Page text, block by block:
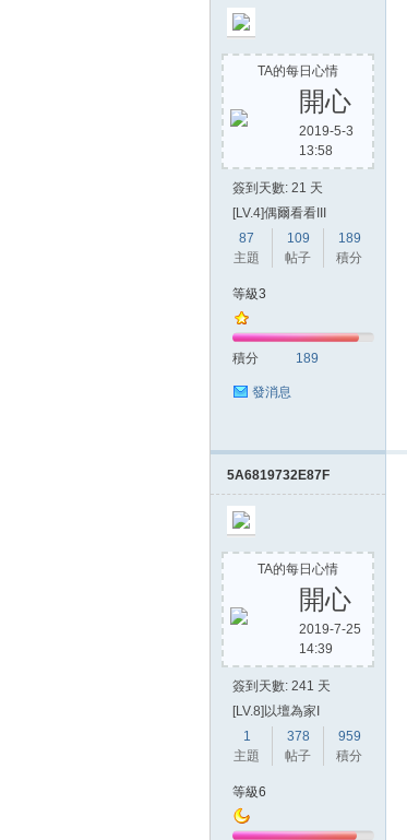
TA的每日心情
開心
2019-5-3
13:58
簽到天數: 21 天
[LV.4]偶爾看看III
87
主題
109
帖子
189
積分
等級3
積分 189
發消息
5A6819732E87F
TA的每日心情
開心
2019-7-25
14:39
簽到天數: 241 天
[LV.8]以壇為家I
1
主題
378
帖子
959
積分
等級6